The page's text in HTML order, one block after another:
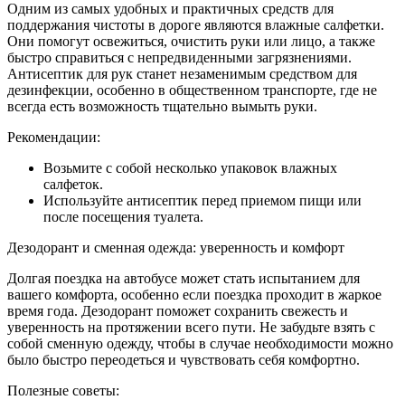
Одним из самых удобных и практичных средств для
поддержания чистоты в дороге являются влажные салфетки.
Они помогут освежиться, очистить руки или лицо, а также
быстро справиться с непредвиденными загрязнениями.
Антисептик для рук станет незаменимым средством для
дезинфекции, особенно в общественном транспорте, где не
всегда есть возможность тщательно вымыть руки.
Рекомендации:
Возьмите с собой несколько упаковок влажных
салфеток.
Используйте антисептик перед приемом пищи или
после посещения туалета.
Дезодорант и сменная одежда: уверенность и комфорт
Долгая поездка на автобусе может стать испытанием для
вашего комфорта, особенно если поездка проходит в жаркое
время года. Дезодорант поможет сохранить свежесть и
уверенность на протяжении всего пути. Не забудьте взять с
собой сменную одежду, чтобы в случае необходимости можно
было быстро переодеться и чувствовать себя комфортно.
Полезные советы: